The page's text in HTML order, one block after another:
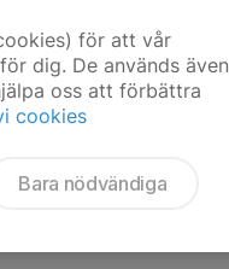
för att vår
dig. De används även
oss att förbättra
cookies
Bara nödvändiga